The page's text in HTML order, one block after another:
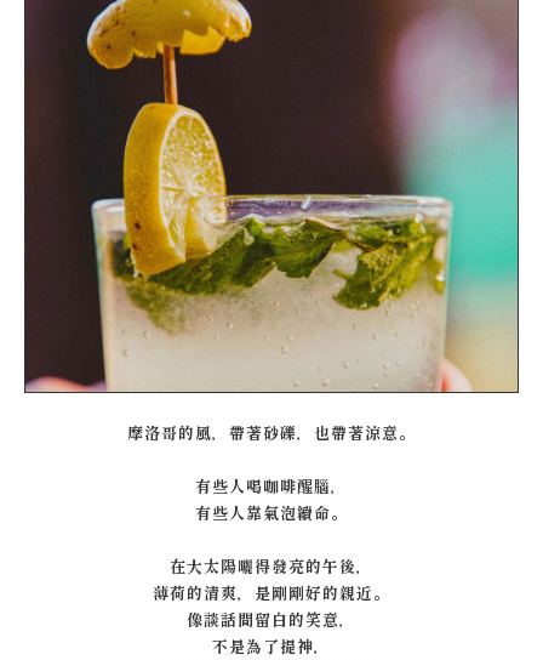
摩洛哥的風，帶著砂礫，也帶著涼意。
有些人喝咖啡醒腦，
有些人靠氣泡續命。
在大太陽曬得發亮的午後，
薄荷的清爽，是剛剛好的親近。
像談話間留白的笑意，
不是為了提神，